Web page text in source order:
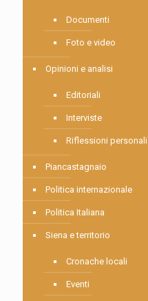
Documenti
Foto e video
Opinioni e analisi
Editoriali
Interviste
Riflessioni personali
Piancastagnaio
Politica internazionale
Politica Italiana
Siena e territorio
Cronache locali
Eventi